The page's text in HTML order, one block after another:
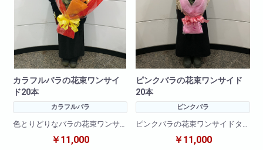
カラフルバラの花束ワンサイ
ド20本
カラフルバラ
色とりどりなバラの花束ワンサ
イドタイプです。お客様の大切
な記念日、イベントにあわせて
￥11,000
ピンクバラの花束ワンサイド
20本
ピンクバラ
ピンクバラの花束ワンサイドタ
イプです。お客様の大切な記念
日、イベントにあわせてお届け
￥11,000